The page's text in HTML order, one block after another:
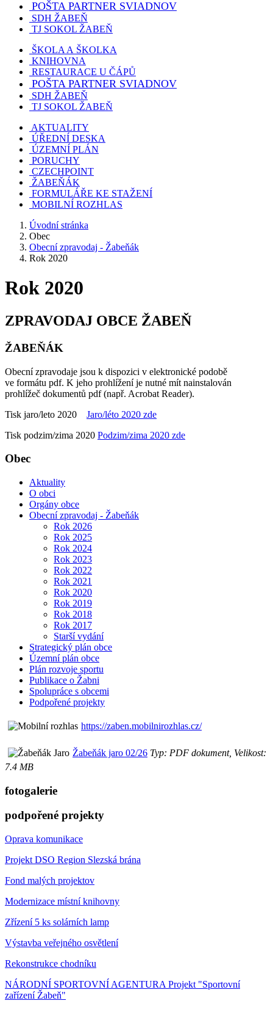
POŠTA PARTNER SVIADNOV
SDH ŽABEŇ
TJ SOKOL ŽABEŇ
ŠKOLA A ŠKOLKA
KNIHOVNA
RESTAURACE U ČÁPŮ
POŠTA PARTNER SVIADNOV
SDH ŽABEŇ
TJ SOKOL ŽABEŇ
AKTUALITY
ÚŘEDNÍ DESKA
ÚZEMNÍ PLÁN
PORUCHY
CZECHPOINT
ŽABEŇÁK
FORMULÁŘE KE STAŽENÍ
MOBILNÍ ROZHLAS
Úvodní stránka
Obec
Obecní zpravodaj - Žabeňák
Rok 2020
Rok 2020
ZPRAVODAJ OBCE ŽABEŇ
ŽABEŇÁK
Obecní zpravodaje jsou k dispozici v elektronické podobě
ve formátu pdf. K jeho prohlížení je nutné mít nainstalován
prohlížeč dokumentů pdf (např. Acrobat Reader).
Tisk jaro/leto 2020 Jaro/léto 2020 zde
Tisk podzim/zima 2020 Podzim/zima 2020 zde
Obec
Aktuality
O obci
Orgány obce
Obecní zpravodaj - Žabeňák
Rok 2026
Rok 2025
Rok 2024
Rok 2023
Rok 2022
Rok 2021
Rok 2020
Rok 2019
Rok 2018
Rok 2017
Starší vydání
Strategický plán obce
Územní plán obce
Plán rozvoje sportu
Publikace o Žabni
Spolupráce s obcemi
Podpořené projekty
https://zaben.mobilnirozhlas.cz/
Žabeňák jaro 02/26 Typ: PDF dokument, Velikost:
7.4 MB
fotogalerie
podpořené projekty
Oprava komunikace
Projekt DSO Region Slezská brána
Fond malých projektov
Modernizace místní knihovny
Zřízení 5 ks solárních lamp
Výstavba veřejného osvětlení
Rekonstrukce chodníku
NÁRODNÍ SPORTOVNÍ AGENTURA Projekt "Sportovní
zařízení Žabeň"